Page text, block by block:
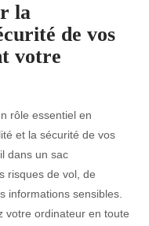
la
de vos
votre
rôle essentiel en
et la sécurité de vos
dans un sac
risques de vol, de
informations sensibles.
votre ordinateur en toute